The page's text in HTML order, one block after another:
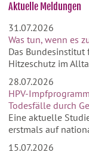
Aktuelle Meldungen
31.07.2026
Was tun, wenn es
Das
Hitzeschutz im
28.07.2026
HPV-
Todesfälle durch
Eine aktuelle
erstmals auf
15.07.2026